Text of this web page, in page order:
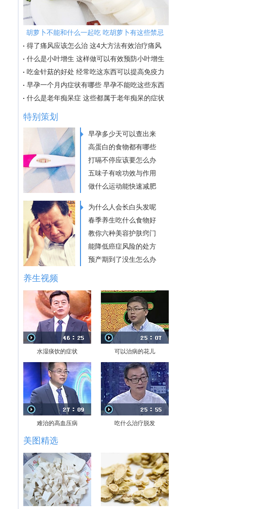
胡萝卜不能和什么一起吃 吃胡萝卜有这些禁忌
得了痛风应该怎么治 这4大方法有效治疗痛风
什么是小叶增生 这样做可以有效预防小叶增生
吃金针菇的好处 经常吃这东西可以提高免疫力
早孕一个月内症状有哪些 早孕不能吃这些东西
什么是老年痴呆症 这些都属于老年痴呆的症状
特别策划
早孕多少天可以查出来
高蛋白的食物都有哪些
打嗝不停应该要怎么办
五味子有啥功效与作用
做什么运动能快速减肥
为什么人会长白头发呢
春季养生吃什么食物好
教你六种美容护肤窍门
能降低癌症风险的处方
预产期到了没生怎么办
养生视频
水湿痰饮的症状 可以治病的花儿
难治的高血压病 吃什么治疗脱发
美图精选